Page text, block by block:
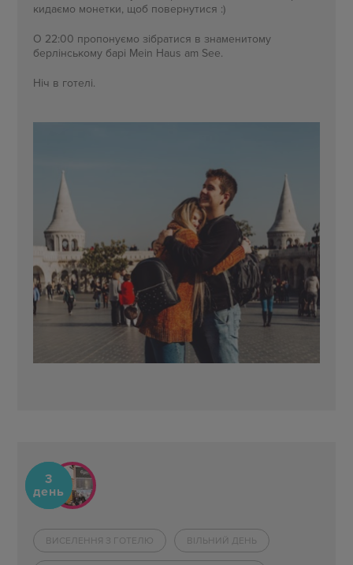
кидаємо монетки, щоб повернутися :)
О 22:00 пропонуємо зібратися в знаменитому
берлінському барі Mein Haus am See.
Ніч в готелі.
3
день
ВИСЕЛЕННЯ З ГОТЕЛЮ ВІЛЬНИЙ ДЕНЬ